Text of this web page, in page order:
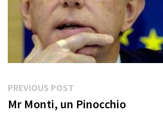
Navigazione
PREVIOUS POSTPrevious
post:
Mr Monti, un Pinocchio